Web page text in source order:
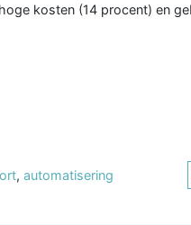
kosten (14 procent) en
, automatisering